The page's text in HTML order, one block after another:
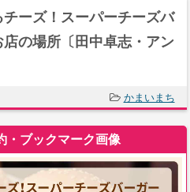
チーズ！スーパーチーズバ
の場所〔田中卓志・アン
かまいまち
・ブックマーク画像